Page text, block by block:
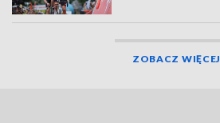
ZOBACZ WIĘCEJ